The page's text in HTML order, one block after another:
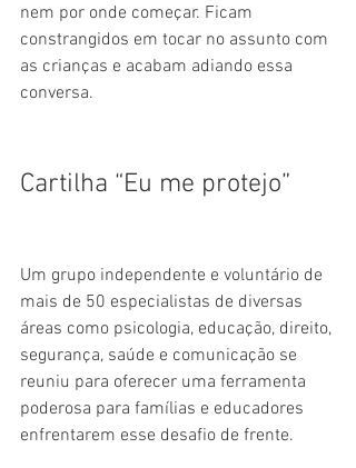
nem por onde começar. Ficam
constrangidos em tocar no assunto com
as crianças e acabam adiando essa
conversa.
Cartilha “Eu me protejo”
Um grupo independente e voluntário de
mais de 50 especialistas de diversas
áreas como psicologia, educação, direito,
segurança, saúde e comunicação se
reuniu para oferecer uma ferramenta
poderosa para famílias e educadores
enfrentarem esse desafio de frente.